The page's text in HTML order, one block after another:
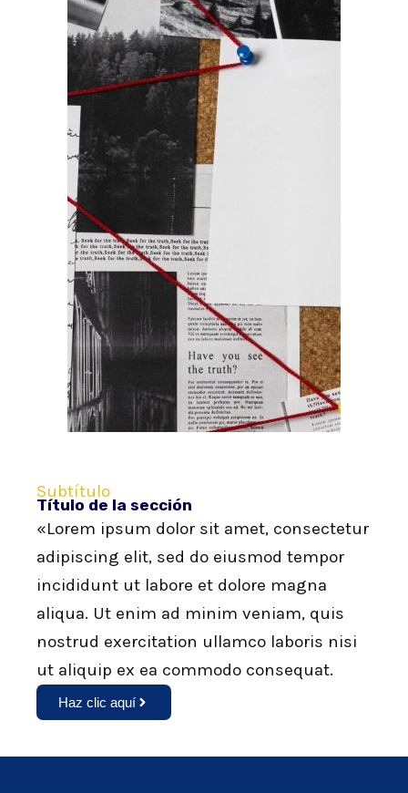
Subtítulo
Título de la sección
«Lorem ipsum dolor sit amet, consectetur
adipiscing elit, sed do eiusmod tempor
incididunt ut labore et dolore magna
aliqua. Ut enim ad minim veniam, quis
nostrud exercitation ullamco laboris nisi
ut aliquip ex ea commodo consequat.
Haz clic aquí